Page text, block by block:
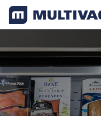
产品检索
产品概览